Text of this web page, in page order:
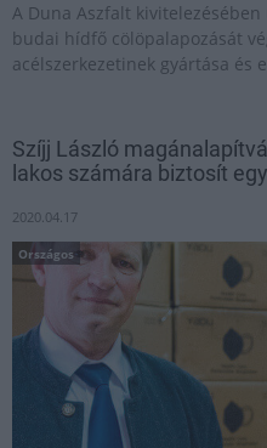
A Duna Aszfalt
budai hídfő cölöpalapozását
acélszerkezetinek gyártása és
Szíjj László
lakos számára biztosít
2020.04.17
Országos